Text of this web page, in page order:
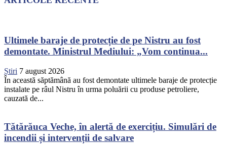
Ultimele baraje de protecție de pe Nistru au fost
demontate. Ministrul Mediului: „Vom continua...
Știri 7 august 2026
În această săptămână au fost demontate ultimele baraje de protecție
instalate pe râul Nistru în urma poluării cu produse petroliere,
cauzată de...
Tătărăuca Veche, în alertă de exercițiu. Simulări de
incendii și intervenții de salvare